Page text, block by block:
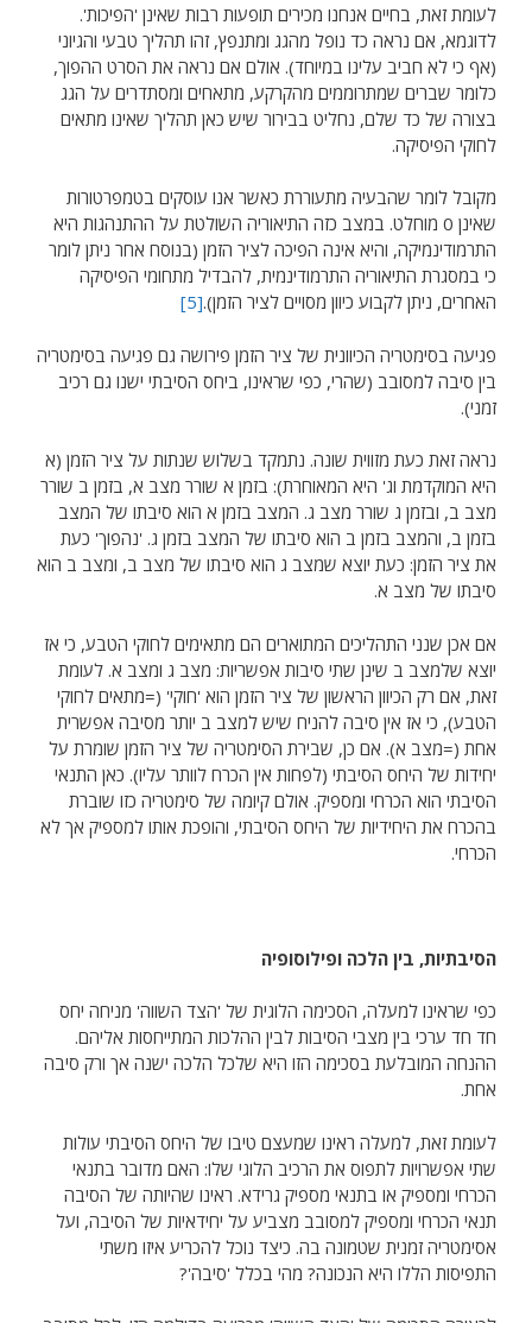
לעומת זאת, בחיים אנחנו מכירים תופעות רבות שאינן 'הפיכות'.
לדוגמא, אם נראה כד נופל מהגג ומתנפץ, זהו תהליך טבעי והגיוני
(אף כי לא חביב עלינו במיוחד). אולם אם נראה את הסרט ההפוך,
כלומר שברים שמתרוממים מהקרקע, מתאחים ומסתדרים על הגג
בצורה של כד שלם, נחליט בבירור שיש כאן תהליך שאינו מתאים
לחוקי הפיסיקה.
מקובל לומר שהבעיה מתעוררת כאשר אנו עוסקים בטמפרטורות
שאינן 0 מוחלט. במצב כזה התיאוריה השולטת על ההתנהגות היא
התרמודינמיקה, והיא אינה הפיכה לציר הזמן (בנוסח אחר ניתן לומר
כי במסגרת התיאוריה התרמודינמית, להבדיל מתחומי הפיסיקה
האחרים, ניתן לקבוע כיוון מסויים לציר הזמן).[5]
פגיעה בסימטריה הכיוונית של ציר הזמן פירושה גם פגיעה בסימטריה
בין סיבה למסובב (שהרי, כפי שראינו, ביחס הסיבתי ישנו גם רכיב
זמני).
נראה זאת כעת מזווית שונה. נתמקד בשלוש שנתות על ציר הזמן (א
היא המוקדמת וג' היא המאוחרת): בזמן א שורר מצב א, בזמן ב שורר
מצב ב, ובזמן ג שורר מצב ג. המצב בזמן א הוא סיבתו של המצב
בזמן ב, והמצב בזמן ב הוא סיבתו של המצב בזמן ג. 'נהפוך' כעת
את ציר הזמן: כעת יוצא שמצב ג הוא סיבתו של מצב ב, ומצב ב הוא
סיבתו של מצב א.
אם אכן שנני התהליכים המתוארים הם מתאימים לחוקי הטבע, כי אז
יוצא שלמצב ב שינן שתי סיבות אפשריות: מצב ג ומצב א. לעומת
זאת, אם רק הכיוון הראשון של ציר הזמן הוא 'חוקי' (=מתאים לחוקי
הטבע), כי אז אין סיבה להניח שיש למצב ב יותר מסיבה אפשרית
אחת (=מצב א). אם כן, שבירת הסימטריה של ציר הזמן שומרת על
יחידות של היחס הסיבתי (לפחות אין הכרח לוותר עליו). כאן התנאי
הסיבתי הוא הכרחי ומספיק. אולם קיומה של סימטריה כזו שוברת
בהכרח את היחידיות של היחס הסיבתי, והופכת אותו למספיק אך לא
הכרחי.
הסיבתיות, בין הלכה ופילוסופיה
כפי שראינו למעלה, הסכימה הלוגית של 'הצד השווה' מניחה יחס
חד חד ערכי בין מצבי הסיבות לבין ההלכות המתייחסות אליהם.
ההנחה המובלעת בסכימה הזו היא שלכל הלכה ישנה אך ורק סיבה
אחת.
לעומת זאת, למעלה ראינו שמעצם טיבו של היחס הסיבתי עולות
שתי אפשרויות לתפוס את הרכיב הלוגי שלו: האם מדובר בתנאי
הכרחי ומספיק או בתנאי מספיק גרידא. ראינו שהיותה של הסיבה
תנאי הכרחי ומספיק למסובב מצביע על יחידאיות של הסיבה, ועל
אסימטריה זמנית שטמונה בה. כיצד נוכל להכריע איזו משתי
התפיסות הללו היא הנכונה? מהי בכלל 'סיבה'?